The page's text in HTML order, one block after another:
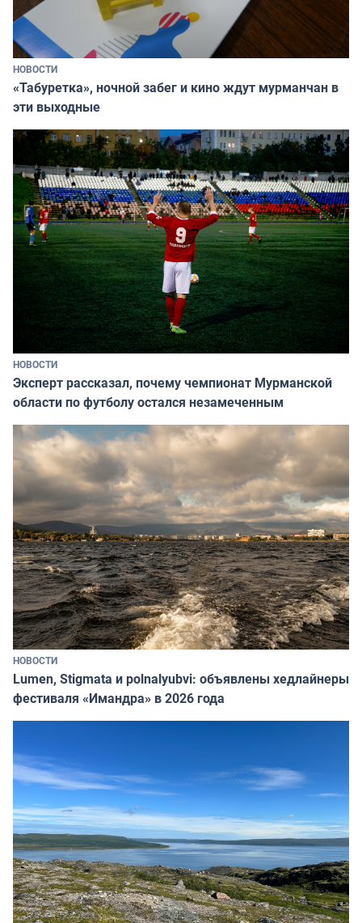
НОВОСТИ
«Табуретка», ночной забег и кино ждут мурманчан в
эти выходные
НОВОСТИ
Эксперт рассказал, почему чемпионат Мурманской
области по футболу остался незамеченным
НОВОСТИ
Lumen, Stigmata и polnalyubvi: объявлены хедлайнеры
фестиваля «Имандра» в 2026 года